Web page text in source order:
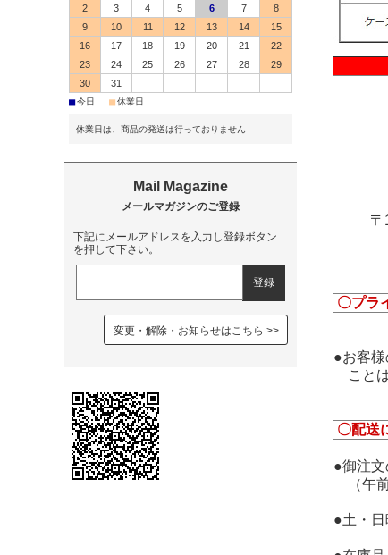
〇プラ
●お客
ことは
〇配送
●御注
（午前
●土・
2
3 4 5 6 7
8
9
10 11 12 13 14
15
16
17 18 19 20 21
22
23
24 25 26 27 28
29
30
31
■今日 ■休業日
休業日は、商品の発送は行っておりません
下記にメールアドレスを入力し登録ボタン
を押して下さい。
変更・解除・お知らせはこちら